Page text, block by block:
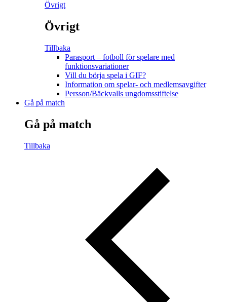
Övrigt
Övrigt
Tillbaka
Parasport – fotboll för spelare med
funktionsvariationer
Vill du börja spela i GIF?
Information om spelar- och medlemsavgifter
Persson/Bäckvalls ungdomsstiftelse
Gå på match
Gå på match
Tillbaka